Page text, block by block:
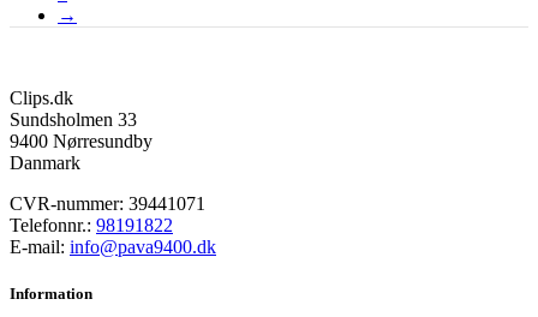
→
Clips.dk
Sundsholmen 33
9400 Nørresundby
Danmark
CVR-nummer: 39441071
Telefonnr.: 98191822
E-mail: info@pava9400.dk
Information